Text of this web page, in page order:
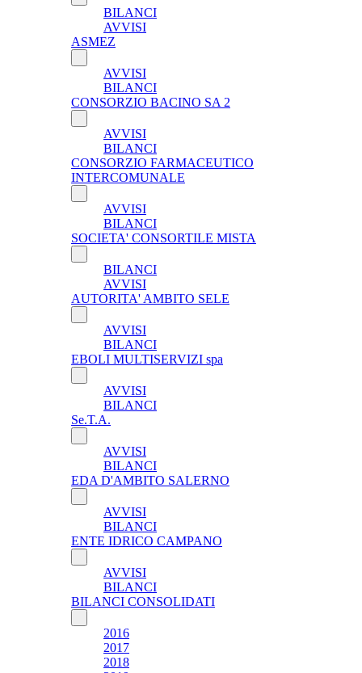
BILANCI
AVVISI
ASMEZ
AVVISI
BILANCI
CONSORZIO BACINO SA 2
AVVISI
BILANCI
CONSORZIO FARMACEUTICO
INTERCOMUNALE
AVVISI
BILANCI
SOCIETA' CONSORTILE MISTA
BILANCI
AVVISI
AUTORITA' AMBITO SELE
AVVISI
BILANCI
EBOLI MULTISERVIZI spa
AVVISI
BILANCI
Se.T.A.
AVVISI
BILANCI
EDA D'AMBITO SALERNO
AVVISI
BILANCI
ENTE IDRICO CAMPANO
AVVISI
BILANCI
BILANCI CONSOLIDATI
2016
2017
2018